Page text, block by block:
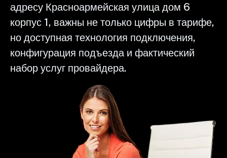
адресу Красноармейская улица дом 6
корпус 1, важны не только цифры в тарифе,
но доступная технология подключения,
конфигурация подъезда и фактический
набор услуг провайдера.